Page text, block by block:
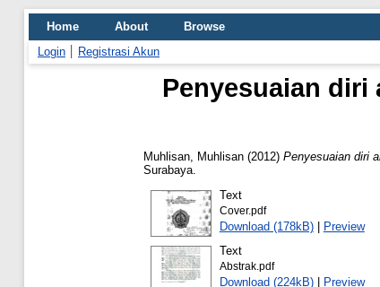
Home About
Browse
Login
Registrasi Akun
Penyesuaian diri
Muhlisan, Muhlisan (2012) Penyesuaian diri
Surabaya.
Text
Cover.pdf
Download (178kB)| Preview
Text
Abstrak.pdf
Download (224kB)|
Preview